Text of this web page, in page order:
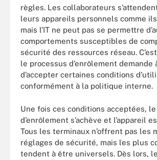
règles. Les collaborateurs
leurs appareils personnels comme
mais l’IT ne peut pas se permettre
comportements susceptibles de
sécurité des ressources réseau.
le processus d’enrôlement demande
d’accepter certaines conditions
conformément à la politique interne.
Une fois ces conditions acceptées,
d’enrôlement s’achève et l’appareil
Tous les terminaux n’offrent pas les
réglages de sécurité, mais les plus
tendent à être universels. Dès lors,